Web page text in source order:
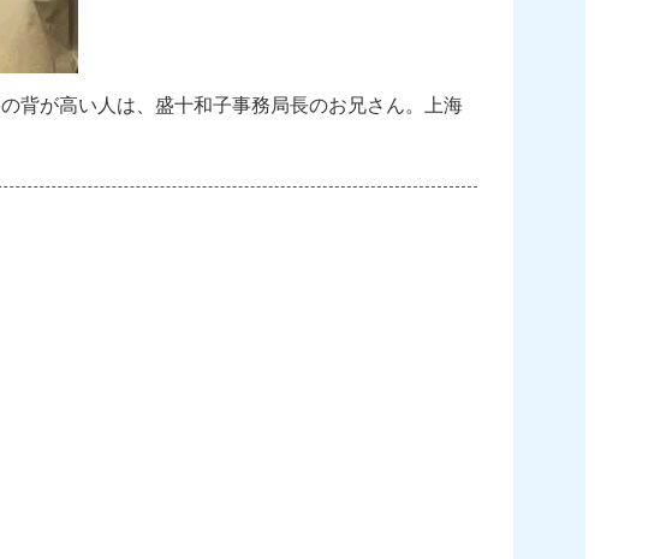
の背が高い 人 は 盛十和子事務局長のお 兄さ ん。 上海